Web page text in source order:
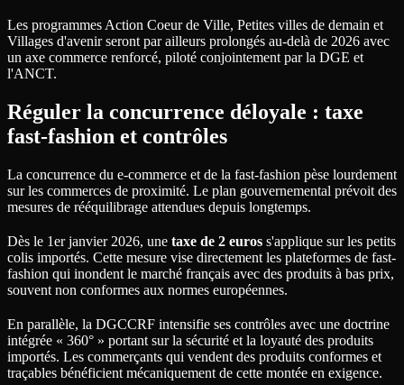
Les programmes Action Coeur de Ville, Petites villes de demain et
Villages d'avenir seront par ailleurs prolongés au-delà de 2026 avec
un axe commerce renforcé, piloté conjointement par la DGE et
l'ANCT.
Réguler la concurrence déloyale : taxe
fast-fashion et contrôles
La concurrence du e-commerce et de la fast-fashion pèse lourdement
sur les commerces de proximité. Le plan gouvernemental prévoit des
mesures de rééquilibrage attendues depuis longtemps.
Dès le 1er janvier 2026, une taxe de 2 euros s'applique sur les petits
colis importés. Cette mesure vise directement les plateformes de fast-
fashion qui inondent le marché français avec des produits à bas prix,
souvent non conformes aux normes européennes.
En parallèle, la DGCCRF intensifie ses contrôles avec une doctrine
intégrée « 360° » portant sur la sécurité et la loyauté des produits
importés. Les commerçants qui vendent des produits conformes et
traçables bénéficient mécaniquement de cette montée en exigence.